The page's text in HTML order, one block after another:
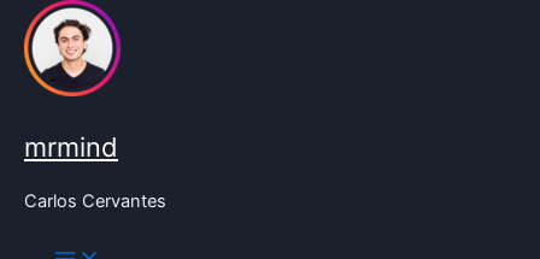
contenido
mrmind
Carlos Cervantes